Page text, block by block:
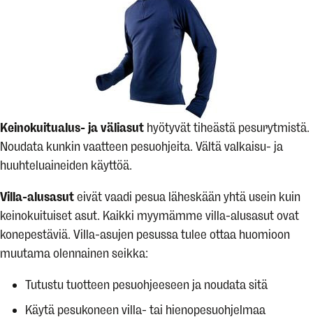
Keinokuitualus- ja väliasut hyötyvät tiheästä pesurytmistä.
Noudata kunkin vaatteen pesuohjeita. Vältä valkaisu- ja
huuhteluaineiden käyttöä.
Villa-alusasuteivät vaadi pesua läheskään yhtä usein kuin
keinokuituiset asut. Kaikki myymämme villa-alusasut ovat
konepestäviä. Villa-asujen pesussa tulee ottaa huomioon
muutama olennainen seikka:
Tutustu tuotteen pesuohjeeseen ja noudata sitä
Käytä pesukoneen villa- tai hienopesuohjelmaa